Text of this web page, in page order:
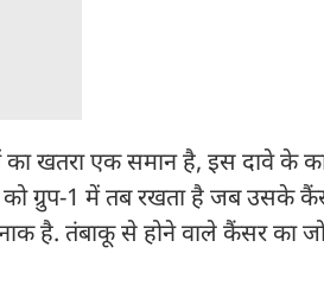
का खतरा एक समान है, इस दावे के
को ग्रुप-1 में तब रखता है जब उसके
है. तंबाकू से होने वाले कैंसर का